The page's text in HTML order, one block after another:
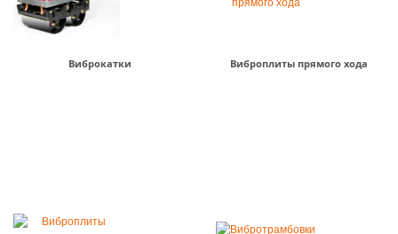
Виброкатки Виброплиты прямого хода